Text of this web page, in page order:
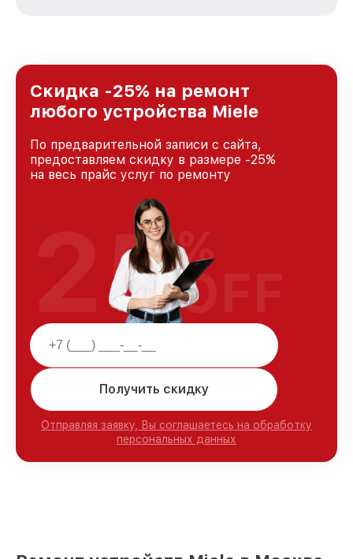
и лояльности наших клиентов.
Скидка -25% на ремонт
любого устройства Miele
По предварительной записи с сайта,
предоставляем скидку в размере -25%
на весь прайс услуг по ремонту
Получить скидку
Отправляя заявку, Вы соглашаетесь на обработку
персональных данных
25%
OFF